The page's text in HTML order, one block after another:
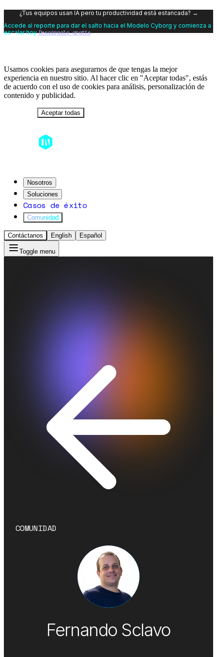
¿Tus equipos usan IA pero tu productividad está estancada? →
Accede al reporte para dar el salto hacia el Modelo Cyborg y comienza a
escalar hoy Descárgalo gratis
Usamos cookies para asegurarnos de que tengas la mejor
experiencia en nuestro sitio. Al hacer clic en "Aceptar todas", estás
de acuerdo con el uso de cookies para análisis, personalización de
contenido y publicidad.
Aceptar todas
Nosotros
Soluciones
Casos de éxito
Comunidad
Contáctanos English Español
Toggle menu
COMUNIDAD
Fernando Sclavo